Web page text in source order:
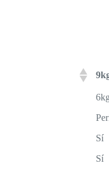
6kg
Sí
Sí